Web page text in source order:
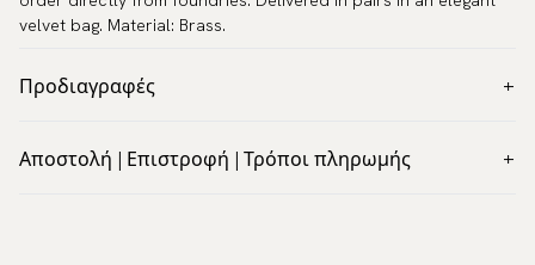
velvet bag. Material: Brass.
Προδιαγραφές
Εγγύηση: 5 χρόνια
Αποστολή | Επιστροφή | Τρόποι πληρωμής